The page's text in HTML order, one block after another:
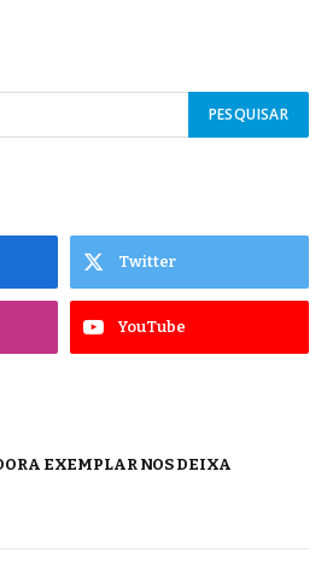
Twitter
YouTube
EXEMPLAR NOS DEIXA